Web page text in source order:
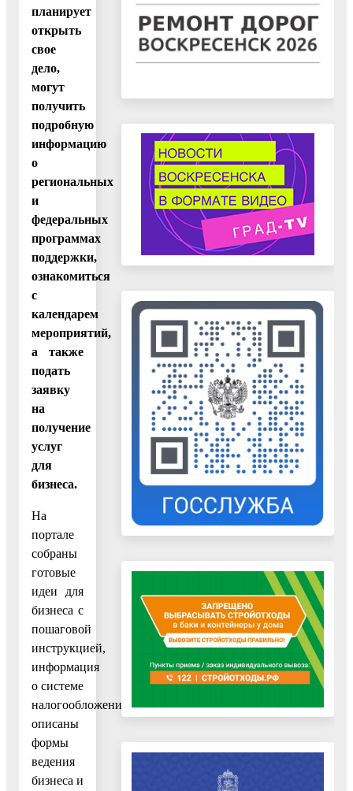
планирует
открыть
свое
дело,
могут
получить
подробную
информацию
о
региональных
и
федеральных
программах
поддержки,
ознакомиться
с
календарем
мероприятий,
а также
подать
заявку
на
получение
услуг
для
бизнеса.
На
портале
собраны
готовые
идеи для
бизнеса с
пошаговой
инструкцией,
информация
о системе
налогообложения,
описаны
формы
ведения
бизнеса и